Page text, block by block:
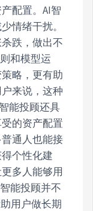
配置。AI智
情绪干扰。
跌，做出不
和模型运
略，更有助
来说，这种
能投顾还具
的资产配置
通人也能接
个性化建
多人能够用
能投顾并不
用户做长期